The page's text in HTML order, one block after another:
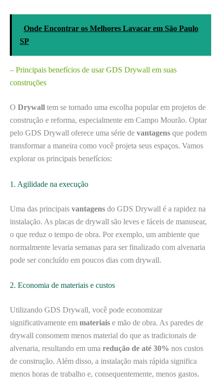
Onde Encontrar os Melhores Lavacar em São Paulo
SP
– Principais benefícios de usar GDS Drywall em suas
construções
O Drywall tem se tornado uma escolha popular em projetos de
construção e reforma, especialmente em Campo Mourão. Optar
pelo GDS Drywall oferece uma série de vantagens que podem
transformar a maneira como você projeta seus espaços. Vamos
explorar os principais benefícios:
1. Agilidade na execução
Uma das principais vantagens do GDS Drywall é a rapidez na
instalação. As placas de drywall são leves e fáceis de manusear,
o que reduz o tempo de obra. Por exemplo, um ambiente que
normalmente levaria semanas para ser finalizado com alvenaria
pode ser concluído em poucos dias com drywall.
2. Economia de materiais e custos
Utilizando GDS Drywall, você pode economizar
significativamente em materiais e mão de obra. As paredes de
drywall consomem menos material do que as tradicionais de
alvenaria, resultando em uma redução de até 30% nos custos
de construção. Além disso, a instalação mais rápida significa
menos horas de trabalho e, consequentemente, menos gastos.